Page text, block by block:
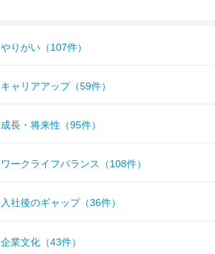
やりがい（107件）
キャリアアップ（59件）
成長・将来性（95件）
ワークライフバランス（108件）
入社後のギャップ（36件）
企業文化（43件）